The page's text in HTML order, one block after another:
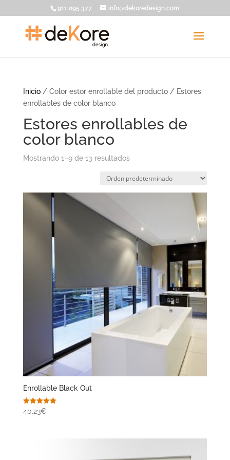
911 095 377 info@dekoredesign.com
Inicio/ Color estor enrollable del producto / Estores
enrollables de color blanco
Estores enrollables de
color blanco
Mostrando 1–9 de 13 resultados
Enrollable Black Out
Valorado
con
40.23€